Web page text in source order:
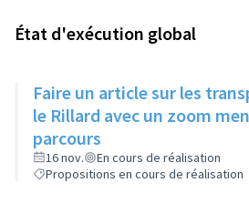
État d'exécution global
Faire un article sur les
le Rillard avec un zoom
parcours
16 nov.
En cours de réalisation
Propositions en cours de réalisation